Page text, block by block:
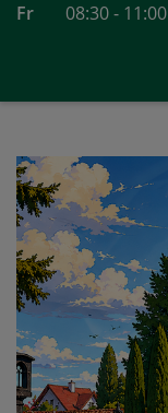
Fr
08:30 - 11:00